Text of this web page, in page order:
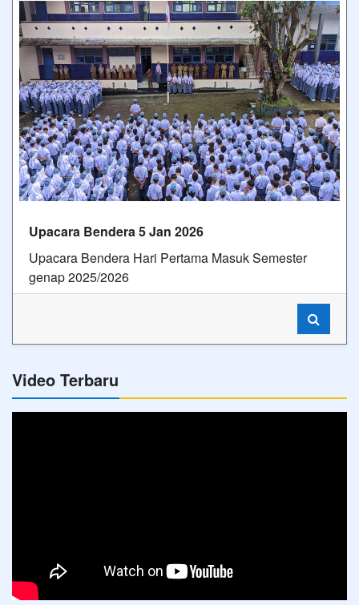
Upacara Bendera 5 Jan 2026
Upacara Bendera Hari Pertama Masuk Semester
genap 2025/2026
Video Terbaru